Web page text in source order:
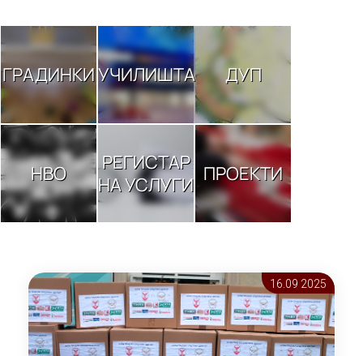
ГРАДИНКИУЧИЛИШТА ДУП
НВО
РЕГИСТАР
НА УСЛУГИ ПРОЕКТИ
16.09 2025